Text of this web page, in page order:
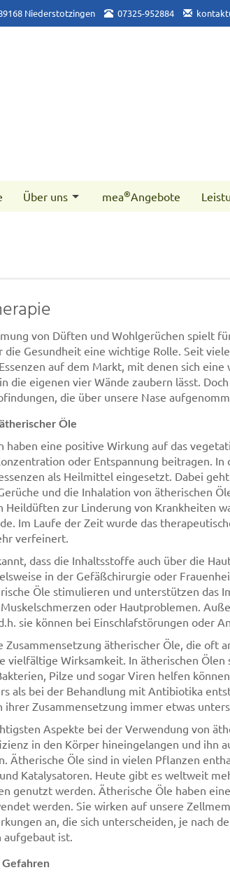
Niederstotzingen 07325-952884
Über uns mea®Angebote
von Düften und Wohlgerüchen spielt
die Gesundheit eine wichtige Rolle. Seit
auf dem Markt, mit denen sich eine
die eigenen vier Wände zaubern lässt.
die über unsere Nase
Öle
haben eine positive Wirkung auf das
oder Entspannung beitragen. In
als Heilmittel eingesetzt. Dabei
und die Inhalation von ätherischen
Heildüften zur Linderung von Krankheiten
Im Laufe der Zeit wurde das
verfeinert.
dass die Inhaltsstoffe auch über die
in der Gefäßchirurgie oder
Öle stimulieren und unterstützen das
oder Hautproblemen.
sie können bei Einschlafstörungen oder
Zusammensetzung ätherischer Öle, die oft
vielfältige Wirksamkeit. In ätherischen
Pilze und sogar Viren helfen
als bei der Behandlung mit Antibiotika
ihrer Zusammensetzung immer etwas
Aspekte bei der Verwendung von
in den Körper hineingelangen und ihn
Ätherische Öle sind in vielen Pflanzen
Katalysatoren. Heute gibt es weltweit
genutzt werden. Ätherische Öle haben
werden. Sie wirken auf unsere
an, die sich unterscheiden, je nach
aufgebaut ist.